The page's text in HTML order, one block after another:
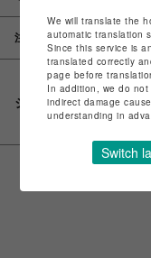
注意事項
シェアする
We will translate the
automatic translation
Since this service is
translated correctly
page before
In addition, we do
indirect damage
understanding in
Switch